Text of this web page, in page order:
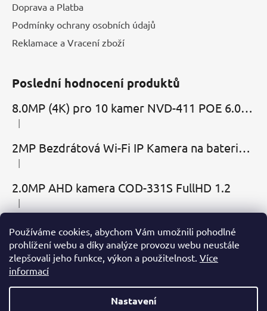
Používáme cookies, abychom Vám umožnili pohodlné
prohlížení webu a díky analýze provozu webu neustále
zlepšovali jeho funkce, výkon a použitelnost. Více
informací
Nastavení
Doprava a Platba
Podmínky ochrany osobních údajů
Reklamace a Vracení zboží
Poslední hodnocení produktů
8.0MP (4K) pro 10 kamer NVD-411 POE 6.0 Cloud
Hodnocení produktu je 5 z 5 hvězdiček.
|
2MP Bezdrátová Wi-Fi IP Kamera na baterie MBC-Cubic s mikrofonem, reproduktorem a slotem microSD
Hodnocení produktu je 2 z 5 hvězdiček.
|
2.0MP AHD kamera COD-331S FullHD 1.2
Hodnocení produktu je 5 z 5 hvězdiček.
|
Přijímáme online platby